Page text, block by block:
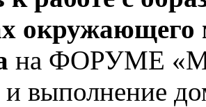
окружающего
на ФОРУМЕ
и выполнение